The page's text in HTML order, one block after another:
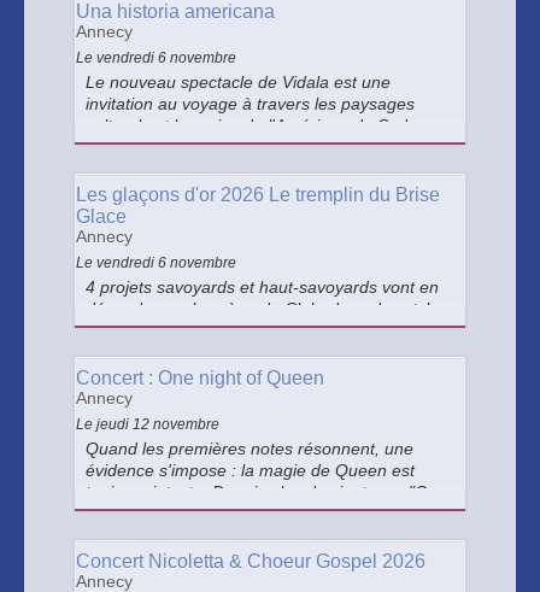
Una historia americana
Annecy
Le vendredi 6 novembre
Le nouveau spectacle de Vidala est une
invitation au voyage à travers les paysages
culturels et humains de l'Amérique du Sud.
Les glaçons d'or 2026 Le tremplin du Brise
Glace
Annecy
Le vendredi 6 novembre
4 projets savoyards et haut-savoyards vont en
découdre sur la scène du Club, dans des styles
forcément différents. Du temps de résidence,
clé !
Concert : One night of Queen
Annecy
Le jeudi 12 novembre
Quand les premières notes résonnent, une
évidence s'impose : la magie de Queen est
toujours intacte. Depuis plus de vingt ans, "One
night of Queen" fait vibrer les scènes du monde
hommage à Queen au monde.
Concert Nicoletta & Choeur Gospel 2026
Annecy